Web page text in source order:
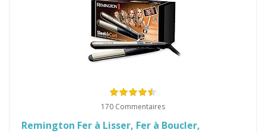
170 Commentaires
Remington Fer à Lisser, Fer à Boucler,